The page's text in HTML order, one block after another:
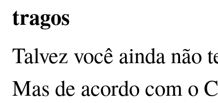
tragos
Talvez você ainda não
Mas de acordo com o